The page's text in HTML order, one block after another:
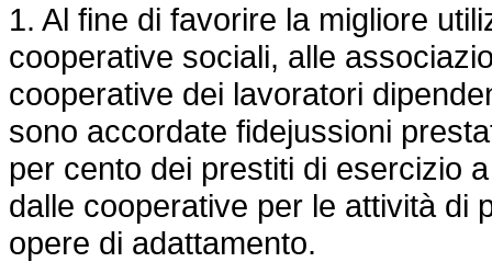
1. Al fine di favorire la migliore
cooperative sociali, alle
cooperative dei lavoratori
sono accordate fidejussioni
per cento dei prestiti di esercizio
dalle cooperative per le attività di
opere di adattamento.